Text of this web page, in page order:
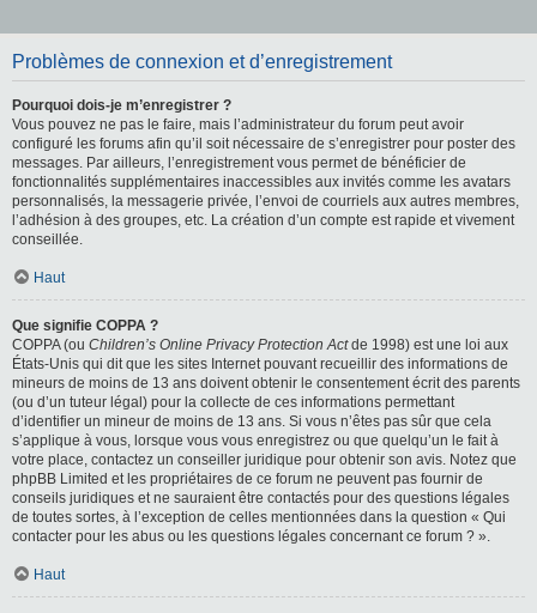
Problèmes de connexion et d’enregistrement
Pourquoi dois-je m’enregistrer ?
Vous pouvez ne pas le faire, mais l’administrateur du forum peut avoir
configuré les forums afin qu’il soit nécessaire de s’enregistrer pour poster des
messages. Par ailleurs, l’enregistrement vous permet de bénéficier de
fonctionnalités supplémentaires inaccessibles aux invités comme les avatars
personnalisés, la messagerie privée, l’envoi de courriels aux autres membres,
l’adhésion à des groupes, etc. La création d’un compte est rapide et vivement
conseillée.
Haut
Que signifie COPPA ?
COPPA (ou Children’s Online Privacy Protection Actde 1998) est une loi aux
États-Unis qui dit que les sites Internet pouvant recueillir des informations de
mineurs de moins de 13 ans doivent obtenir le consentement écrit des parents
(ou d’un tuteur légal) pour la collecte de ces informations permettant
d’identifier un mineur de moins de 13 ans. Si vous n’êtes pas sûr que cela
s’applique à vous, lorsque vous vous enregistrez ou que quelqu’un le fait à
votre place, contactez un conseiller juridique pour obtenir son avis. Notez que
phpBB Limited et les propriétaires de ce forum ne peuvent pas fournir de
conseils juridiques et ne sauraient être contactés pour des questions légales
de toutes sortes, à l’exception de celles mentionnées dans la question « Qui
contacter pour les abus ou les questions légales concernant ce forum ? ».
Haut